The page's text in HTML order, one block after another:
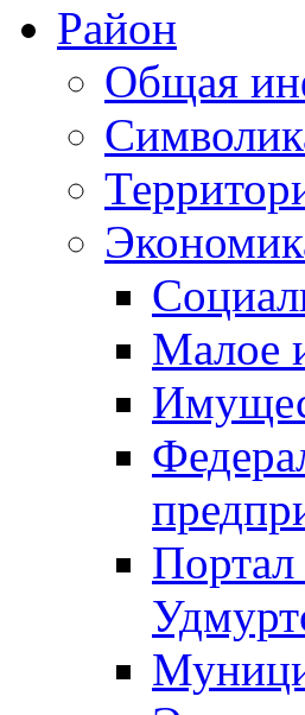
Район
Общая
Малое
Портал